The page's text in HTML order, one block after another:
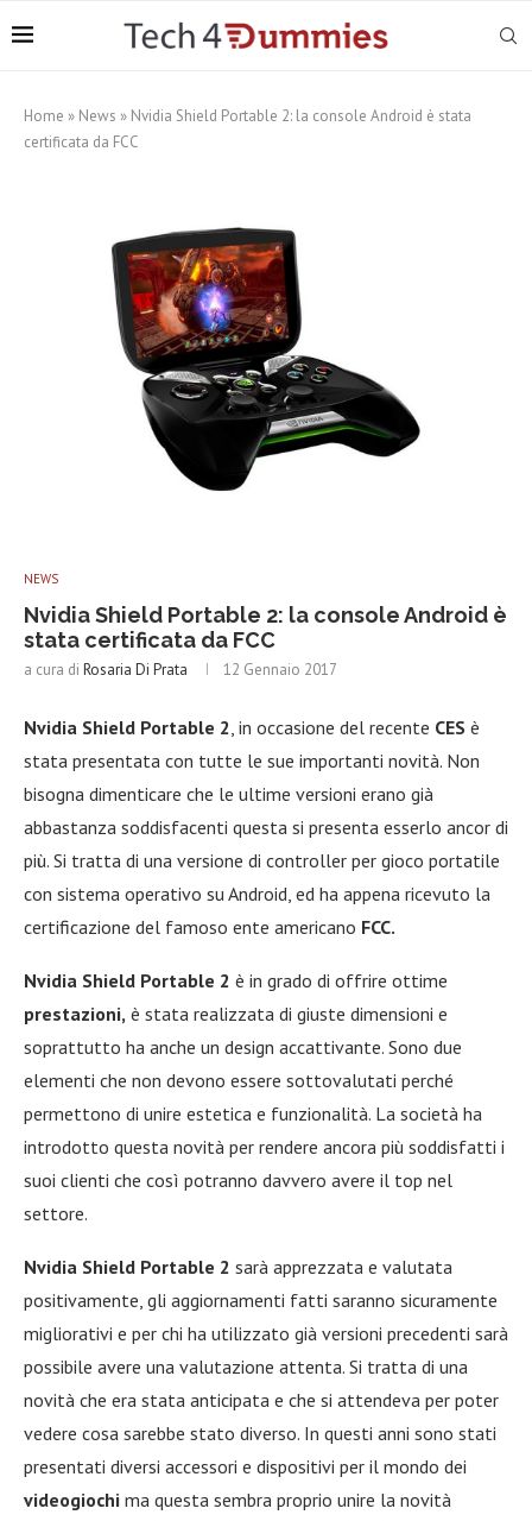
Home » News » Nvidia Shield Portable 2: la console Android è stata
certificata da FCC
NEWS
Nvidia Shield Portable 2: la console Android è
stata certificata da FCC
a cura di Rosaria Di Prata 12 Gennaio 2017
Nvidia Shield Portable 2, in occasione del recente CES è
stata presentata con tutte le sue importanti novità. Non
bisogna dimenticare che le ultime versioni erano già
abbastanza soddisfacenti questa si presenta esserlo ancor di
più. Si tratta di una versione di controller per gioco portatile
con sistema operativo su Android, ed ha appena ricevuto la
certificazione del famoso ente americano FCC.
Nvidia Shield Portable 2 è in grado di offrire ottime
prestazioni, è stata realizzata di giuste dimensioni e
soprattutto ha anche un design accattivante. Sono due
elementi che non devono essere sottovalutati perché
permettono di unire estetica e funzionalità. La società ha
introdotto questa novità per rendere ancora più soddisfatti i
suoi clienti che così potranno davvero avere il top nel
settore.
Nvidia Shield Portable 2 sarà apprezzata e valutata
positivamente, gli aggiornamenti fatti saranno sicuramente
migliorativi e per chi ha utilizzato già versioni precedenti sarà
possibile avere una valutazione attenta. Si tratta di una
novità che era stata anticipata e che si attendeva per poter
vedere cosa sarebbe stato diverso. In questi anni sono stati
presentati diversi accessori e dispositivi per il mondo dei
videogiochi ma questa sembra proprio unire la novità